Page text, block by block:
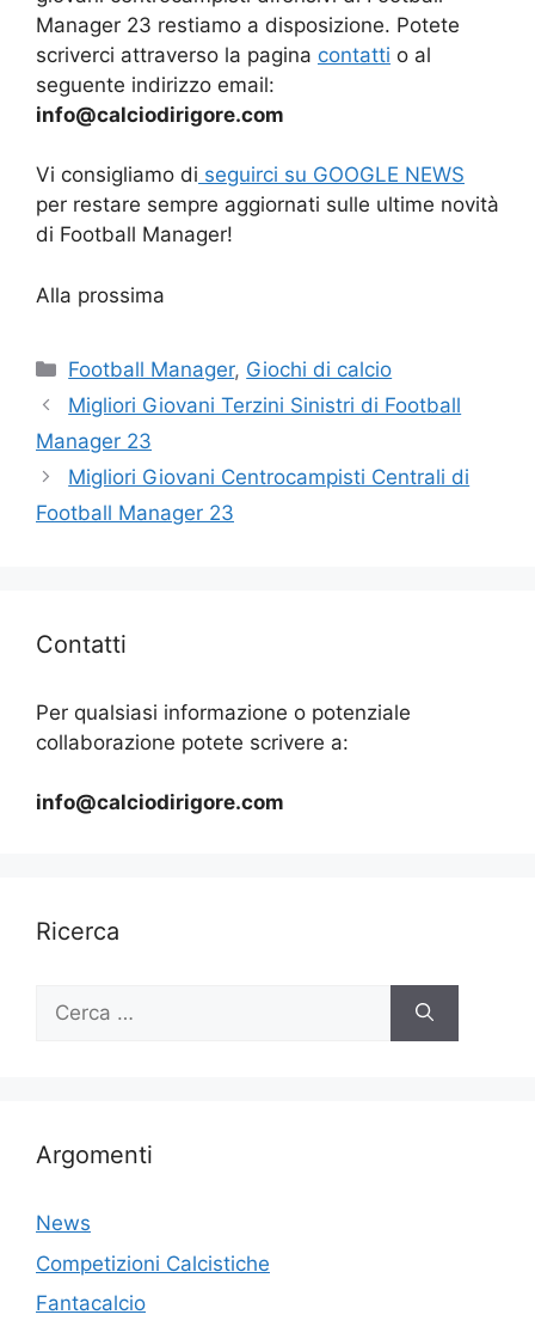
Manager 23 restiamo a disposizione. Potete
scriverci attraverso la pagina contatti o al
seguente indirizzo email:
info@calciodirigore.com
Vi consigliamo di seguirci su GOOGLE NEWS
per restare sempre aggiornati sulle ultime novità
di Football Manager!
Alla prossima
Categorie
Football Manager, Giochi di calcio
Migliori Giovani Terzini Sinistri di Football
Manager 23
Migliori Giovani Centrocampisti Centrali di
Football Manager 23
Contatti
Per qualsiasi informazione o potenziale
collaborazione potete scrivere a:
info@calciodirigore.com
Ricerca
Ricerca
Argomenti
News
Competizioni Calcistiche
Fantacalcio